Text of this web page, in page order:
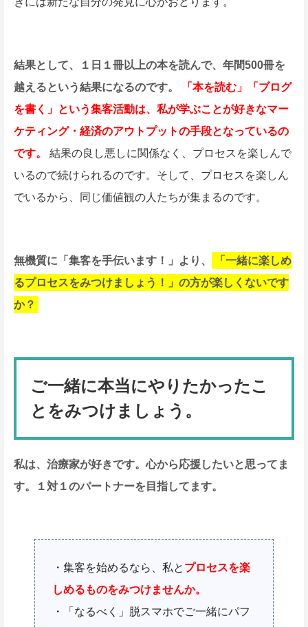
結果として、１日１冊以上の本を読んで、年間500冊を
越えるという結果になるのです。
「本を読む」「ブログ
を書く」という集客活動は、私が学ぶことが好きなマー
ケティング・経済のアウトプットの手段となっているの
です。
結果の良し悪しに関係なく、プロセスを楽しんで
いるので続けられるのです。そして、プロセスを楽しん
でいるから、同じ価値観の人たちが集まるのです。
無機質に「集客を手伝います！」より、
「一緒に楽しめ
るプロセスをみつけましょう！」の方が楽しくないです
か？
ご一緒に本当にやりたかったこ
とをみつけましょう。
私は、治療家が好きです。心から応援したいと思ってま
す。１対１のパートナーを目指してます。
・集客を始めるなら、私と プロセスを楽
しめるものをみつけませんか。
・「なるべく」脱スマホでご一緒にパフ